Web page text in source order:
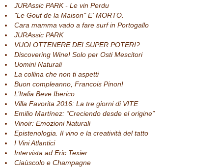
JURAssic PARK - Le vin Perdu
"Le Gout de la Maison" E' MORTO.
Cara mamma vado a fare surf in Portogallo
JURAssic PARK
VUOI OTTENERE DEI SUPER POTERI?
Discovering Wine! Solo per Osti Mescitori
Uomini Naturali
La collina che non ti aspetti
Buon compleanno, Francois Pinon!
L’Italia Beve Iberico
Villa Favorita 2016: La tre giorni di VITE
Emilio Martínez: “Creciendo desde el origine”
Vinoir: Emozioni Naturali
Epistenologia. Il vino e la creatività del tatto
I Vini Atlantici
Intervista ad Eric Texier
Ciaùscolo e Champagne